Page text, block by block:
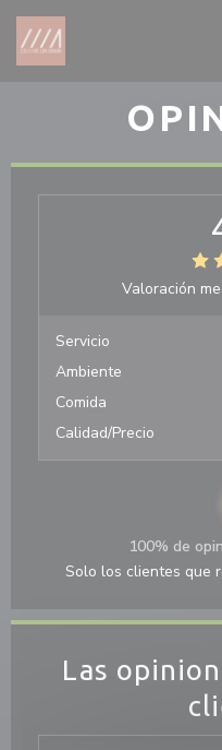
Personalización de sus
Las
Valoración
Servicio
Ambiente
Comida
Calidad/Precio
100% de
Solo los clientes que